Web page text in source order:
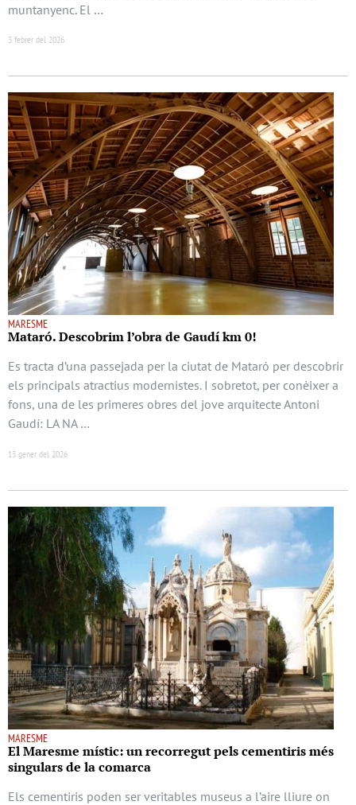
muntanyenc. El …
3 febrer del 2026
MARESME
Mataró. Descobrim l’obra de Gaudí km 0!
Es tracta d’una passejada per la ciutat de Mataró per descobrir
els principals atractius modernistes. I sobretot, per conèixer a
fons, una de les primeres obres del jove arquitecte Antoni
Gaudí: LA NA …
13 gener del 2026
MARESME
El Maresme místic: un recorregut pels cementiris més
singulars de la comarca
Els cementiris poden ser veritables museus a l’aire lliure on